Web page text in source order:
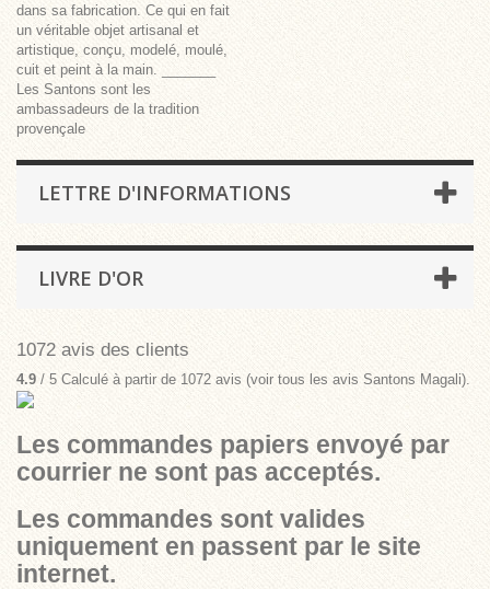
dans sa fabrication. Ce qui en fait
un véritable objet artisanal et
artistique, conçu, modelé, moulé,
cuit et peint à la main. _______
Les Santons sont les
ambassadeurs de la tradition
provençale
LETTRE D'INFORMATIONS
LIVRE D'OR
1072 avis des clients
4.9 / 5 Calculé à partir de 1072 avis (voir tous les avis Santons Magali)
Les commandes papiers envoyé par
courrier ne sont pas acceptés.
Les commandes sont valides
uniquement en passent par le site
internet.